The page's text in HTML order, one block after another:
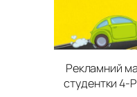
Рекламний
студентки 4-